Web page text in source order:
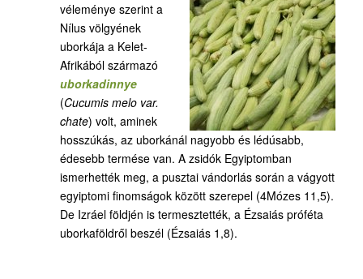
véleménye szerint a
Nílus völgyének
uborkája a Kelet-
Afrikából származó
uborkadinnye
(Cucumis melo var.
chate) volt, aminek
hosszúkás, az uborkánál nagyobb és lédúsabb,
édesebb termése van. A zsidók Egyiptomban
ismerhették meg, a pusztai vándorlás során a vágyott
egyiptomi finomságok között szerepel (4Mózes 11,5).
De Izráel földjén is termesztették, a Ézsaiás próféta
uborkaföldről beszél (Ézsaiás 1,8).